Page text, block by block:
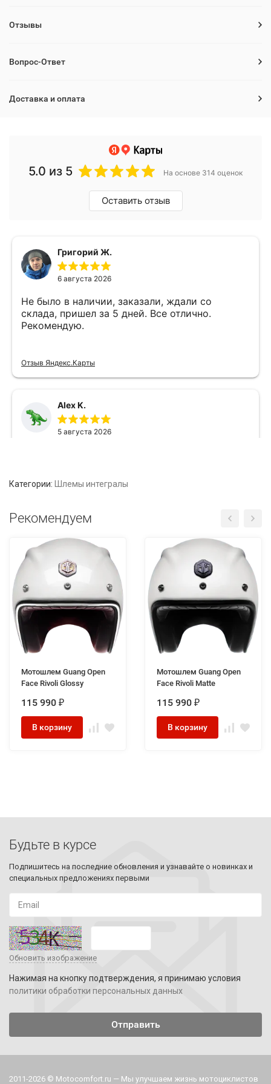
Отзывы
Вопрос-Ответ
Доставка и оплата
Категории: Шлемы интегралы
Рекомендуем
Мотошлем Guang Open
Face Rivoli Glossy
115 990 ₽
В корзину
Мотошлем Guang Open
Face Rivoli Matte
115 990 ₽
В корзину
Будьте в курсе
Подпишитесь на последние обновления и узнавайте о новинках и
специальных предложениях первыми
Обновить изображение
Нажимая на кнопку подтверждения, я принимаю условия
политики обработки персональных данных
2011-2026 © Motocomfort.ru — Мы улучшаем жизнь мотоциклистов